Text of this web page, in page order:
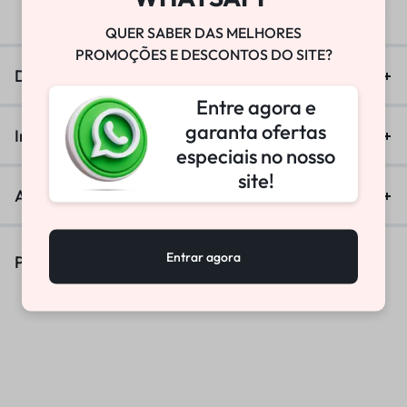
Descrição
Informação adicional
Avaliações (0)
Produtos Similares
QUER SABER DAS MELHORES
PROMOÇÕES E DESCONTOS DO SITE?
Entre agora e
garanta ofertas
especiais no nosso
site!
Entrar agora